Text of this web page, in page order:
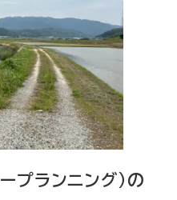
プランニング）の